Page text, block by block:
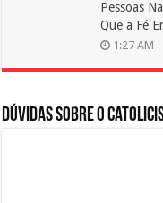
Pessoas
Que a Fé
1:27 AM
Dúvidas sobre o